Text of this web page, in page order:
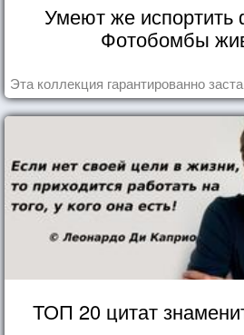
Умеют же
Фотобомбы
Эта коллекция гарантированно
ТОП 20 цитат